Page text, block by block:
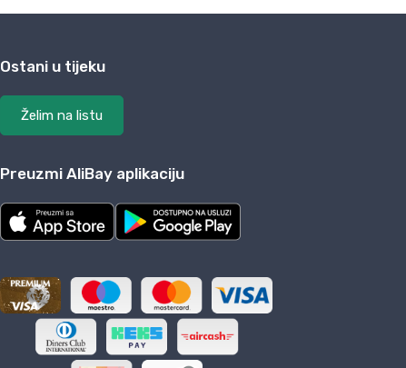
Ostani u tijeku
Želim na listu
Preuzmi AliBay aplikaciju